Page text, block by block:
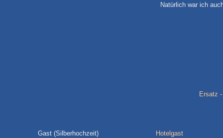
Natürlich war ich
Ersatz
Gast (Silberhochzeit)
Hotelgast